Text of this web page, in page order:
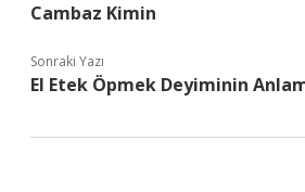
Cambaz Kimin
Sonraki Yazı
El Etek Öpmek Deyiminin